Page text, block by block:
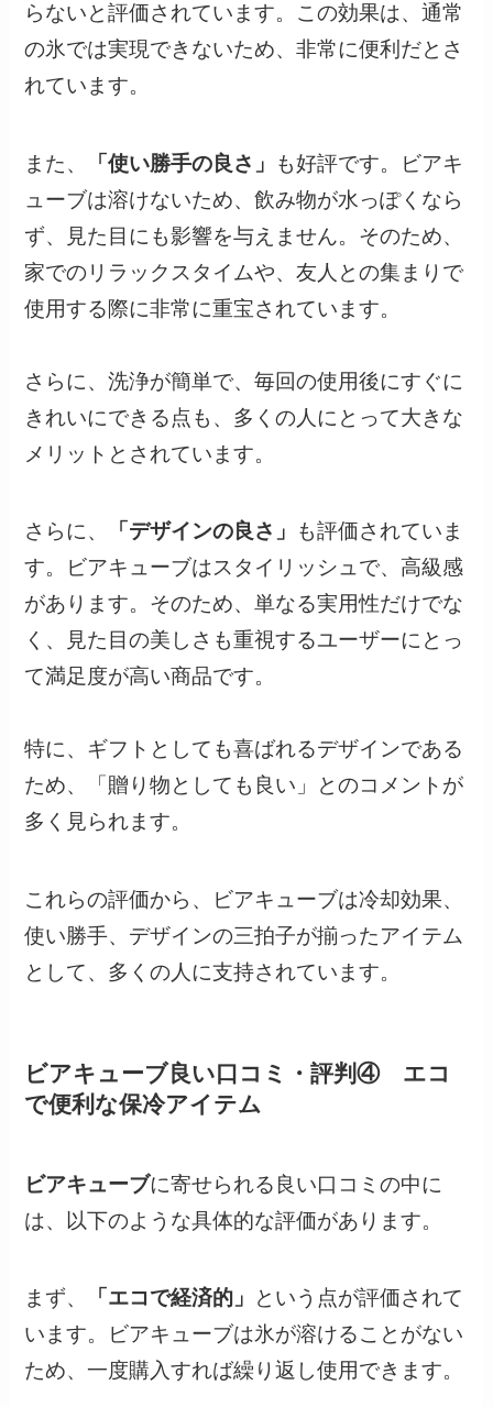
らないと評価されています。この効果は、通常
の氷では実現できないため、非常に便利だとさ
れています。
また、 「使い勝手の良さ」
も好評です。ビアキ
ューブは溶けないため、飲み物が水っぽくなら
ず、見た目にも影響を与えません。そのため、
家でのリラックスタイムや、友人との集まりで
使用する際に非常に重宝されています。
さらに、洗浄が簡単で、毎回の使用後にすぐに
きれいにできる点も、多くの人にとって大きな
メリットとされています。
さらに、 「デザインの良さ」
も評価されていま
す。ビアキューブはスタイリッシュで、高級感
があります。そのため、単なる実用性だけでな
く、見た目の美しさも重視するユーザーにとっ
て満足度が高い商品です。
特に、ギフトとしても喜ばれるデザインである
ため、「贈り物としても良い」とのコメントが
多く見られます。
これらの評価から、ビアキューブは冷却効果、
使い勝手、デザインの三拍子が揃ったアイテム
として、多くの人に支持されています。
ビアキューブ良い口コミ・評判④ エコ
で便利な保冷アイテム
ビアキューブに寄せられる良い口コミの中に
は、以下のような具体的な評価があります。
まず、 「エコで経済的」
という点が評価されて
います。ビアキューブは氷が溶けることがない
ため、一度購入すれば繰り返し使用できます。